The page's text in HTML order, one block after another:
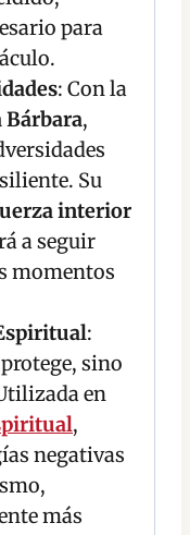
para
: Con la
Bárbara,
Su
interior
a seguir
momentos
:
sino
en
,
negativas
más